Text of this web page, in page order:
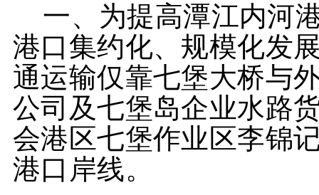
一、为提高潭江内河
港口集约化、规模化发
通运输仅靠七堡大桥与
公司及七堡岛企业水路
会港区七堡作业区李锦
港口岸线。